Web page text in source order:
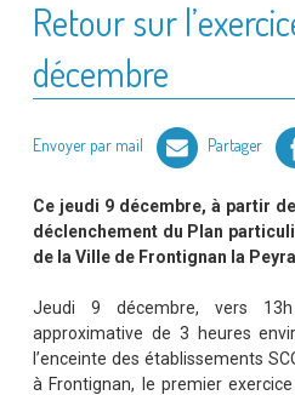
Retour sur
décembre
Envoyer par mail Partager
Ce jeudi 9 décembre, à partir
déclenchement du Plan
de la Ville de Frontignan la
Jeudi 9 décembre, vers
approximative de 3 heures
l’enceinte des établissements
à Frontignan, le premier